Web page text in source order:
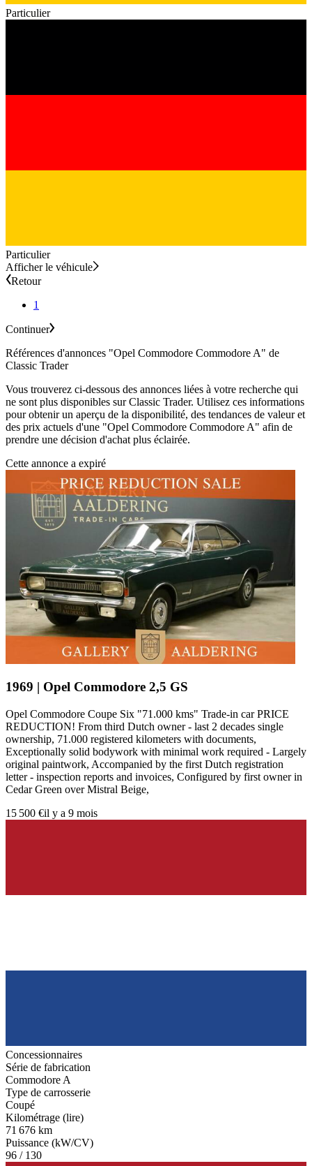
Particulier
Particulier
Afficher le véhicule
Retour
1
Continuer
Références d'annonces "Opel Commodore Commodore A" de
Classic Trader
Vous trouverez ci-dessous des annonces liées à votre recherche qui
ne sont plus disponibles sur Classic Trader. Utilisez ces informations
pour obtenir un aperçu de la disponibilité, des tendances de valeur et
des prix actuels d'une "Opel Commodore Commodore A" afin de
prendre une décision d'achat plus éclairée.
Cette annonce a expiré
1969 | Opel Commodore 2,5 GS
Opel Commodore Coupe Six "71.000 kms" Trade-in car PRICE
REDUCTION! From third Dutch owner - last 2 decades single
ownership, 71.000 registered kilometers with documents,
Exceptionally solid bodywork with minimal work required - Largely
original paintwork, Accompanied by the first Dutch registration
letter - inspection reports and invoices, Configured by first owner in
Cedar Green over Mistral Beige,
15 500 €il y a 9 mois
Concessionnaires
Série de fabrication
Commodore A
Type de carrosserie
Coupé
Kilométrage (lire)
71 676 km
Puissance (kW/CV)
96 / 130